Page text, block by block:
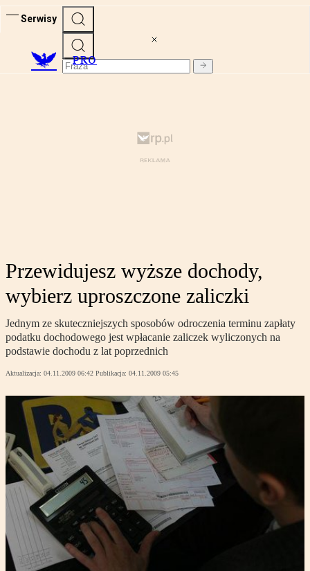
Serwisy
PRO
Przewidujesz wyższe dochody,
wybierz uproszczone zaliczki
Jednym ze skuteczniejszych sposobów odroczenia terminu zapłaty
podatku dochodowego jest wpłacanie zaliczek wyliczonych na
podstawie dochodu z lat poprzednich
Aktualizacja: 04.11.2009 06:42 Publikacja: 04.11.2009 05:45